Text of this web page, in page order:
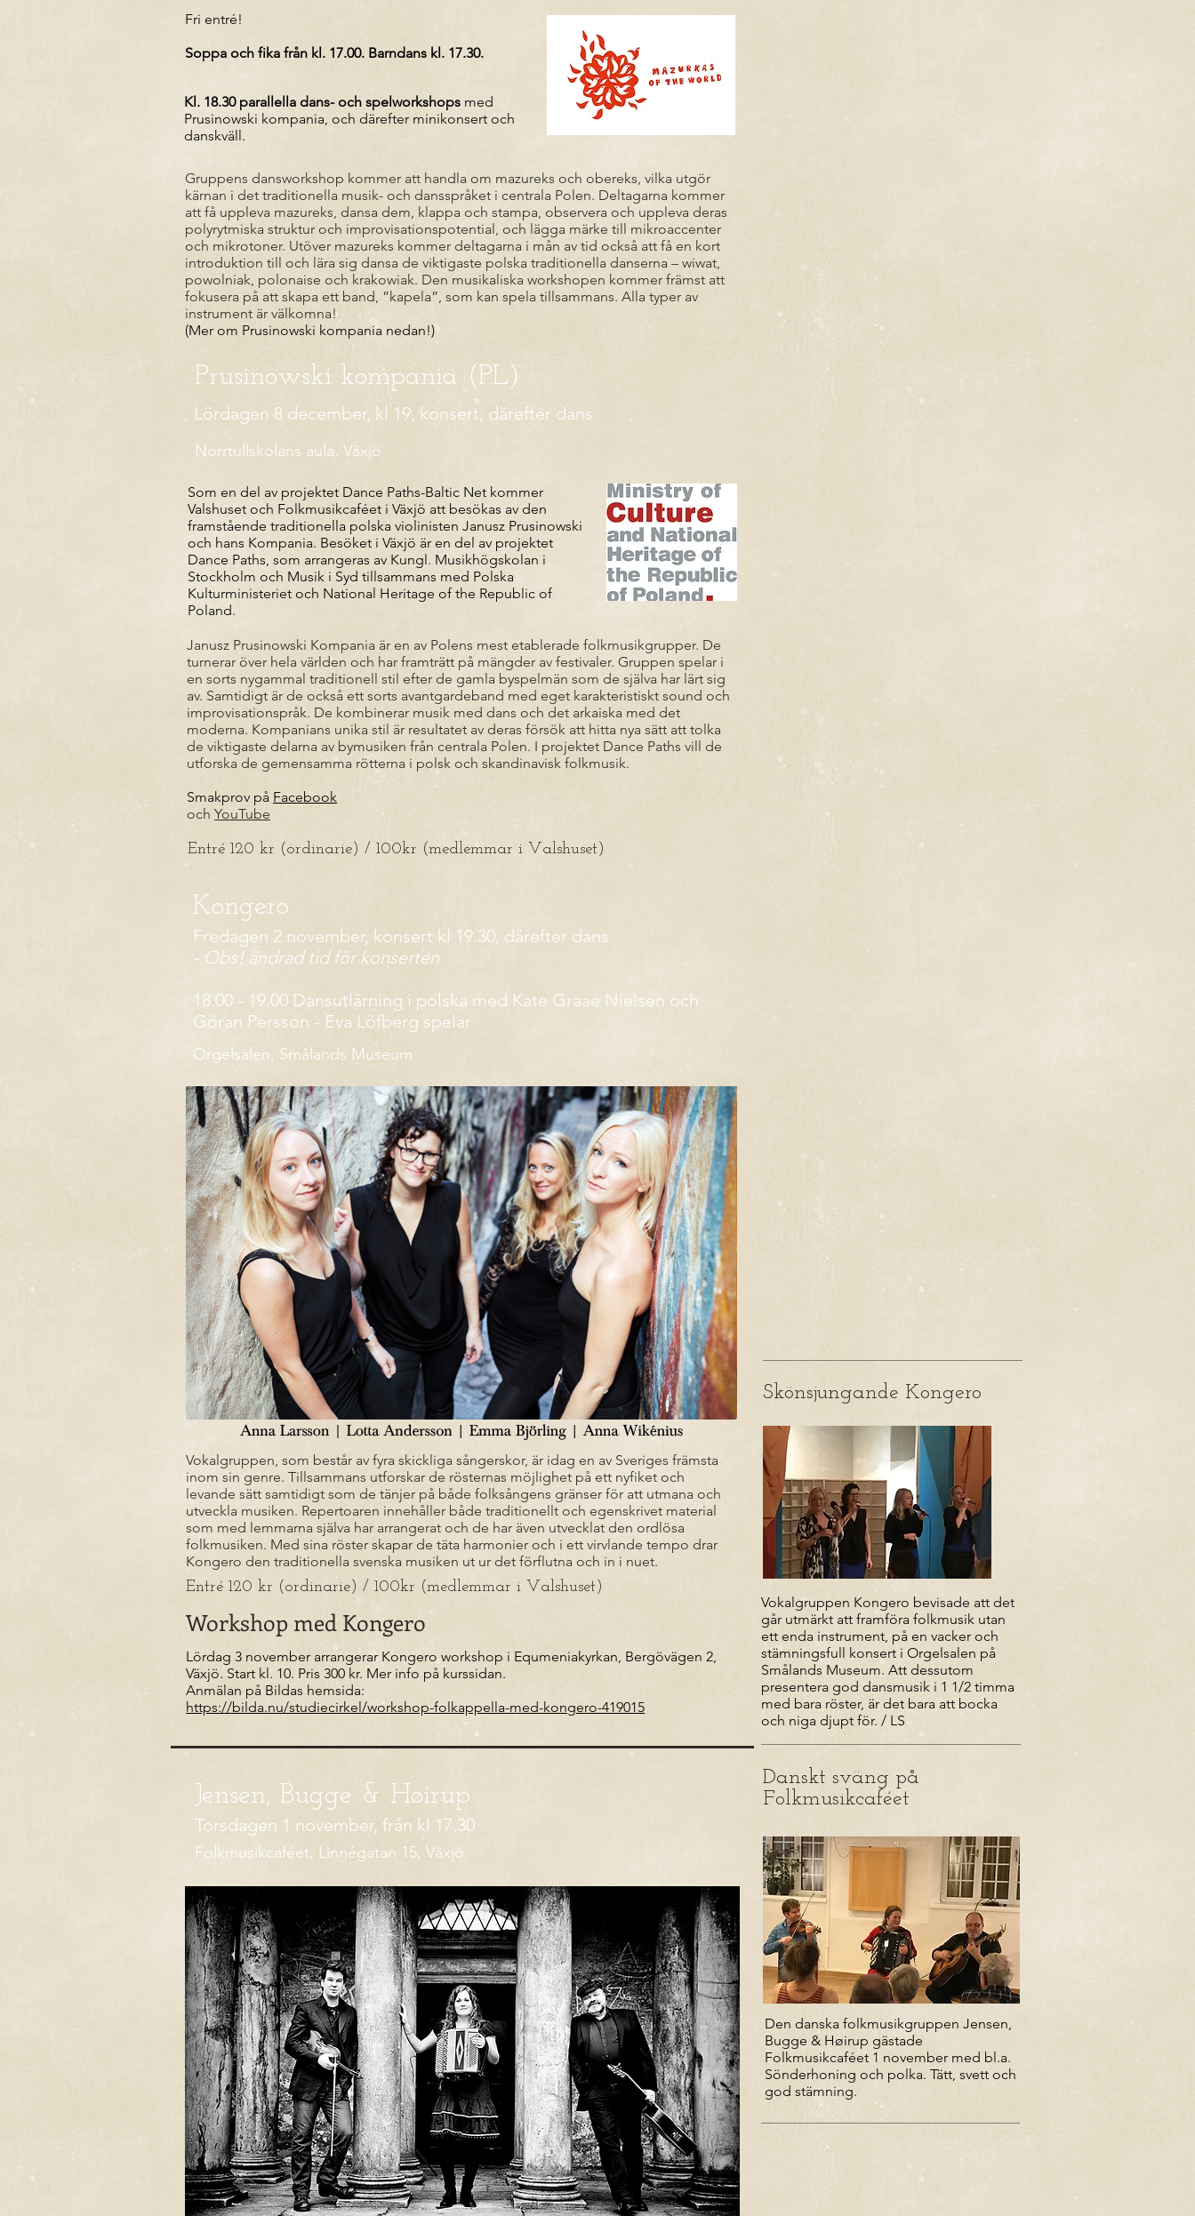
Kl. 18.30 parallella dans- och spelworkshops med
Prusinowski kompania, och därefter minikonsert och
danskväll.
Fri entré!
Soppa och fika från kl. 17.00. Barndans kl. 17.30.
Gruppens dansworkshop kommer att handla om mazureks och obereks, vilka utgör
kärnan i det traditionella musik- och dansspråket i centrala Polen. Deltagarna kommer
att få uppleva mazureks, dansa dem, klappa och stampa, observera och uppleva deras
polyrytmiska struktur och improvisationspotential, och lägga märke till mikroaccenter
och mikrotoner. Utöver mazureks kommer deltagarna i mån av tid också att få en kort
introduktion till och lära sig dansa de viktigaste polska traditionella danserna – wiwat,
powolniak, polonaise och krakowiak. Den musikaliska workshopen kommer främst att
fokusera på att skapa ett band, ”kapela”, som kan spela tillsammans. Alla typer av
instrument är välkomna!
(Mer om Prusinowski kompania nedan!)
Prusinowski kompania (PL)
Lördagen 8 december, kl 19, konsert, därefter dans
Norrtullskolans aula, Växjö
Som en del av projektet Dance Paths-Baltic Net kommer
Valshuset och Folkmusikcaféet i Växjö att besökas av den
framstående traditionella polska violinisten Janusz Prusinowski
och hans Kompania. Besöket i Växjö är en del av projektet
Dance Paths, som arrangeras av Kungl. Musikhögskolan i
Stockholm och Musik i Syd tillsammans med Polska
Kulturministeriet och National Heritage of the Republic of
Poland.
Janusz Prusinowski Kompania är en av Polens mest etablerade folkmusikgrupper. De
turnerar över hela världen och har framträtt på mängder av festivaler. Gruppen spelar i
en sorts nygammal traditionell stil efter de gamla byspelmän som de själva har lärt sig
av. Samtidigt är de också ett sorts avantgardeband med eget karakteristiskt sound och
improvisationspråk. De kombinerar musik med dans och det arkaiska med det
moderna. Kompanians unika stil är resultatet av deras försök att hitta nya sätt att tolka
de viktigaste delarna av bymusiken från centrala Polen. I projektet Dance Paths vill de
utforska de gemensamma rötterna i polsk och skandinavisk folkmusik.
Smakprov påFacebook
och YouTube
Entré 120 kr (ordinarie) / 100kr (medlemmar i Valshuset)
Kongero
Fredagen 2 november, konsert kl 19.30, därefter dans
- Obs! ändrad tid för konserten
18.00 - 19.00 Dansutlärning i polska med Kate Graae Nielsen och
Göran Persson - Eva Löfberg spelar
Orgelsalen, Smålands Museum
Vokalgruppen, som består av fyra skickliga sånger­skor, är idag en av Sveriges främsta
inom sin genre. Tillsammans utforskar de rösternas möjlighet på ett nyfiket och
levande sätt samtidigt som de tänjer på både folksångens gränser för att utmana och
utveckla musiken. Repertoaren innehåller både traditionellt och egenskrivet material
som med­ lemmarna själva har arrangerat och de har även utvecklat den ordlösa
folkmusiken. Med sina röster skapar de täta harmonier och i ett virvlande tempo drar
Kongero den traditionella svenska musiken ut ur det förflutna och in i nuet.
Entré 120 kr (ordinarie) / 100kr (medlemmar i Valshuset)
Workshop med Kongero
Lördag 3 november arrangerar Kongero workshop i Equmeniakyrkan, Bergövägen 2,
Växjö. Start kl. 10. Pris 300 kr. Mer info på kurssidan.
Anmälan på Bildas hemsida:
https://bilda.nu/studiecirkel/workshop-folkappella-med-kongero-419015
Jensen, Bugge & Høirup
Torsdagen 1 november, från kl 17.30
Folkmusikcaféet, Linnégatan 15, Växjö
Skönsjungande Kongero
Vokalgruppen Kongero bevisade att det
går utmärkt att framföra folkmusik utan
ett enda instrument, på en vacker och
stämningsfull konsert i Orgelsalen på
Smålands Museum. Att dessutom
presentera god dansmusik i 1 1/2 timma
med bara röster, är det bara att bocka
och niga djupt för. / LS
Danskt sväng på
Folkmusikcaféet
Den danska folkmusikgruppen Jensen,
Bugge & Høirup gästade
Folkmusikcaféet 1 november med bl.a.
Sönderhoning och polka. Tätt, svett och
god stämning.